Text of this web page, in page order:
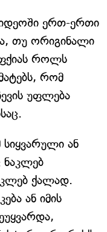
ერთ-ერთი
თუ ორიგინალი
როლს
რომ
უფლება
ან
ნაკლებ
ქალად.
ან იმის